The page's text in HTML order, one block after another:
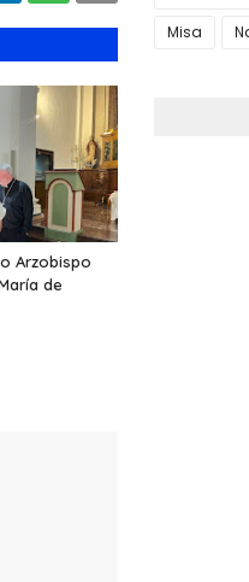
Arzobispo
de
Misa